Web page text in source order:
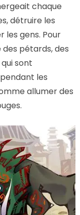
chaque
détruire les
les gens. Pour
des pétards, des
sont
les
allumer des